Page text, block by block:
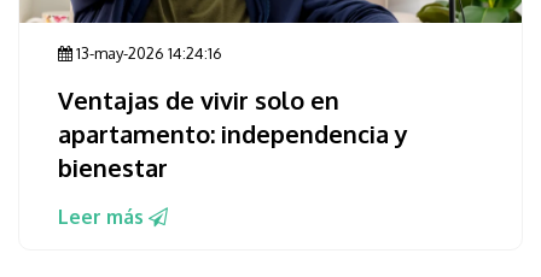
13-may-2026 14:24:16
Ventajas de vivir solo en
apartamento: independencia y
bienestar
Leer más